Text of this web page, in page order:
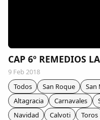
Comunidad
Colaboradores
CAP 6º REMEDIOS
9 Feb 2018
Todos
San Roque San
Altagracia
Carnavales
Navidad
Calvoti Toros